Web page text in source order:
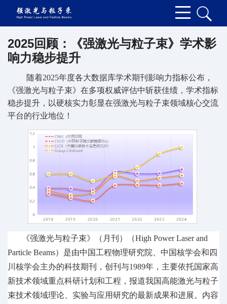
2025回顾：《强激光与粒子束》学术影
响力稳步提升
随着2025年度各大数据库学术期刊影响力指标公布，
《强激光与粒子束》在多项权威评估中斩获佳绩，学术指标
稳步提升，以硬核实力彰显在强激光与粒子束领域核心交流
平台的行业地位！
《强激光与粒子束》（月刊）（High Power Laser and
Particle Beams）是由中国工程物理研究院、中国核学会和四
川核学会主办的科技期刊，创刊与1989年，主要依托国家高
新技术领域重点科研计划和工程，报道我国高能激光与粒子
束技术领域理论、实验与应用研究的最新成果和进展。内容